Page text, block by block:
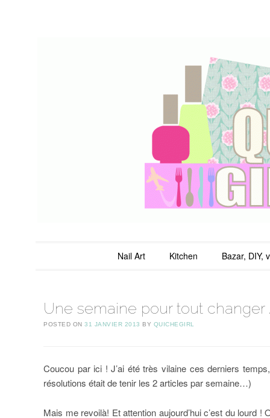
QuicheGirl
Nail Art Kitchen Bazar, DIY,
Une semaine pour tout changer
POSTED ON31 JANVIER 2013 BY QUICHEGIRL
Coucou par ici ! J’ai été très vilaine ces derniers
résolutions était de tenir les 2 articles par semaine…)
Mais me revoilà! Et attention aujourd’hui c’est du lourd